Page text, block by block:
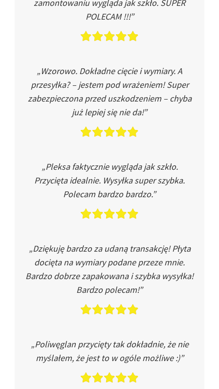
zamontowaniu wygląda jak szkło. SUPER
POLECAM !!!”
„Wzorowo. Dokładne cięcie i wymiary. A
przesyłka? – jestem pod wrażeniem! Super
zabezpieczona przed uszkodzeniem – chyba
już lepiej się nie da!”
„Pleksa faktycznie wygląda jak szkło.
Przycięta idealnie. Wysyłka super szybka.
Polecam bardzo bardzo.”
„Dziękuję bardzo za udaną transakcję! Płyta
docięta na wymiary podane przeze mnie.
Bardzo dobrze zapakowana i szybka wysyłka!
Bardzo polecam!”
„Poliwęglan przycięty tak dokładnie, że nie
myślałem, że jest to w ogóle możliwe :)”